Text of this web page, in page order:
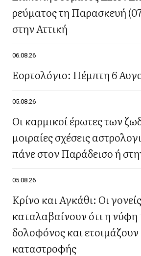
ρεύματος τη Παρασκευή
στην Αττική
06.08.26
Εορτολόγιο: Πέμπτη 6
05.08.26
Οι καρμικοί έρωτες των
μοιραίες σχέσεις
πάνε στον Παράδεισο ή
05.08.26
Κρίνο και Αγκάθι: Οι
καταλαβαίνουν ότι η νύφη
δολοφόνος και ετοιμάζουν
καταστροφής